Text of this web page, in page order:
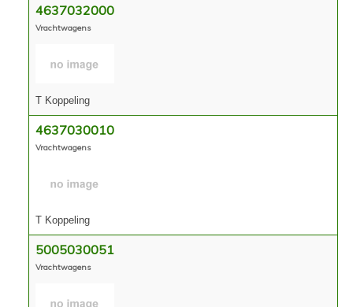
4637032000
Vrachtwagens
T Koppeling
4637030010
Vrachtwagens
T Koppeling
5005030051
Vrachtwagens